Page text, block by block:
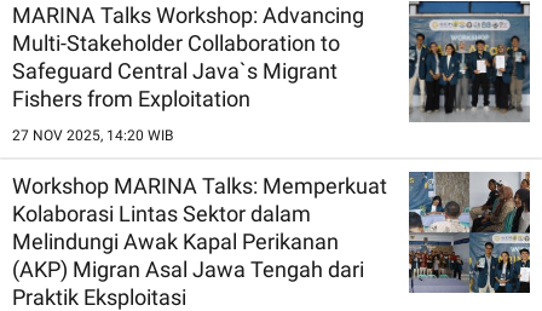
MARINA Talks Workshop: Advancing
Multi-Stakeholder Collaboration to
Safeguard Central Java`s Migrant
Fishers from Exploitation
27 NOV 2025, 14:20 WIB
Workshop MARINA Talks: Memperkuat
Kolaborasi Lintas Sektor dalam
Melindungi Awak Kapal Perikanan
(AKP) Migran Asal Jawa Tengah dari
Praktik Eksploitasi